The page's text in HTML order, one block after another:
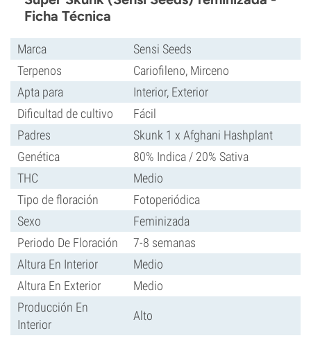
Ficha Técnica
Marca
Sensi Seeds
Terpenos
Cariofileno, Mirceno
Apta para
Interior, Exterior
Dificultad de cultivo
Fácil
Padres
Skunk 1 x Afghani Hashplant
Genética
80% Indica / 20% Sativa
THC
Medio
Tipo de floración
Fotoperiódica
Sexo
Feminizada
Periodo De Floración
7-8 semanas
Altura En Interior
Medio
Altura En Exterior
Medio
Producción En
Interior
Alto